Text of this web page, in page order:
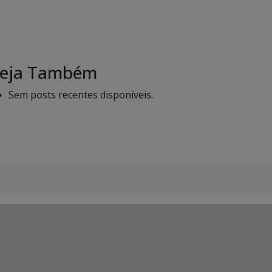
Também
Sem posts recentes disponíveis.